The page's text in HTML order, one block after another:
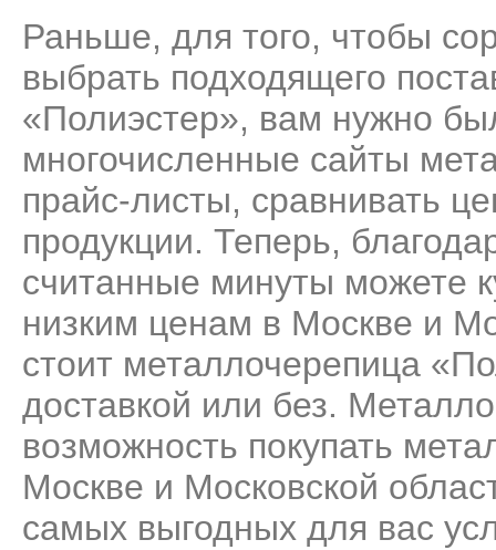
Раньше, для того, чтобы
выбрать подходящего
«Полиэстер», вам нужно
многочисленные сайты
прайс-листы, сравнивать
продукции. Теперь,
считанные минуты можете
низким ценам в Москве и
стоит металлочерепица
доставкой или без.
возможность покупать
Москве и Московской
самых выгодных для вас